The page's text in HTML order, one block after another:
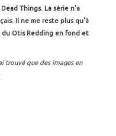
Things. La série n’a
Il ne me reste plus qu’à
Otis Redding en fond et
trouvé que des images en